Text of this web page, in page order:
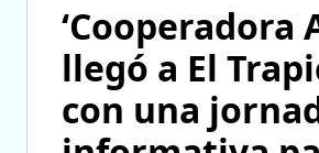
‘Cooperadora
llegó a El
con una